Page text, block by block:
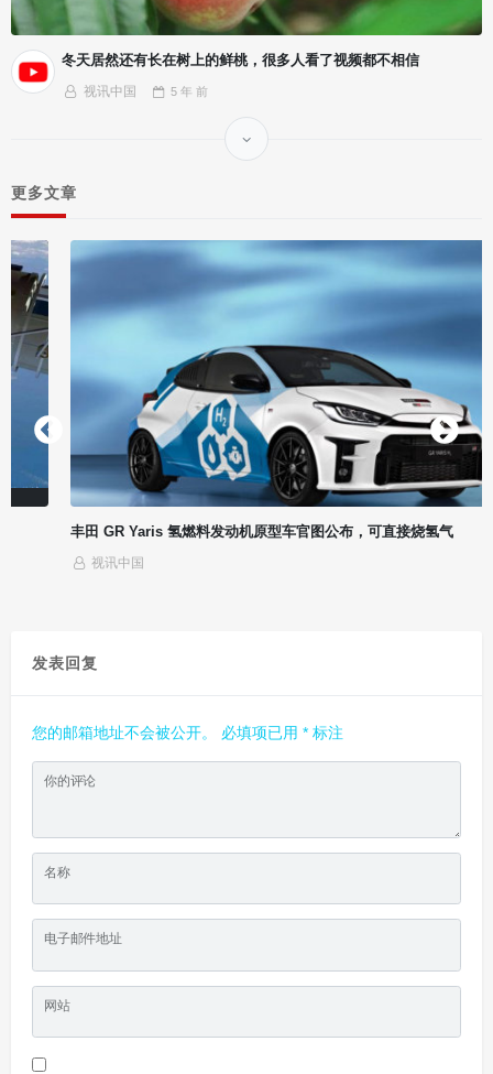
冬天居然还有长在树上的鲜桃，很多人看了视频都不相信
视讯中国 5 年 前
更多文章
丰田 GR Yaris 氢燃料发动机原型车官图公布，可直接烧氢气
视讯中国
发表回复
您的邮箱地址不会被公开。 必填项已用* 标注
你的评论
名称
电子邮件地址
网站